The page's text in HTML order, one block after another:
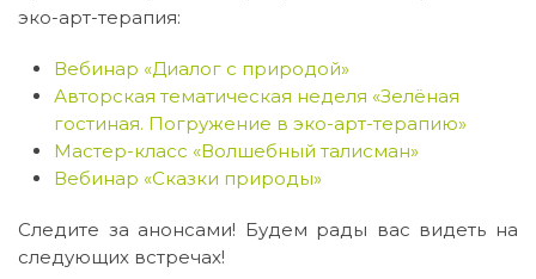
эко-арт-терапия:
Вебинар «Диалог с природой»
Авторская тематическая неделя «Зелёная
гостиная. Погружение в эко-арт-терапию»
Мастер-класс «Волшебный талисман»
Вебинар «Сказки природы»
Следите за анонсами! Будем рады вас видеть на
следующих встречах!